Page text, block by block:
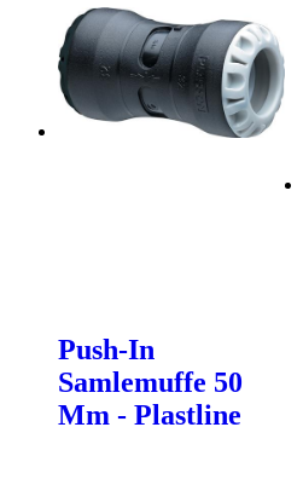
Push-In
Samlemuffe 50
Mm - Plastline